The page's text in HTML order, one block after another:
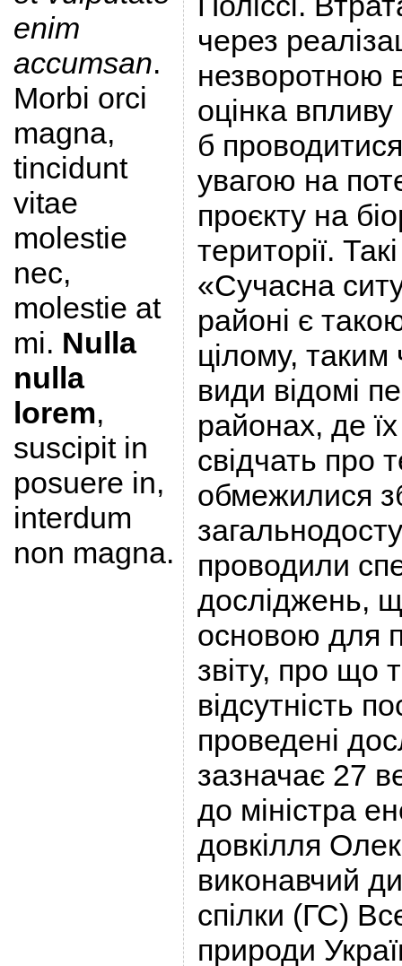
enim
accumsan.
Morbi orci
magna,
tincidunt
vitae
molestie
nec,
molestie at
mi. Nulla
nulla
lorem,
suscipit in
posuere in,
interdum
non magna.
через
незворотною
оцінка
б
увагою на
проєкту на
території.
«Сучасна
районі є
цілому, таким
види відомі
районах, де
свідчать про
обмежилися
проводили
досліджень,
основою для
звіту, про що
відсутність
проведені
зазначає 27
до міністра
довкілля
виконавчий
спілки (ГС)
природи